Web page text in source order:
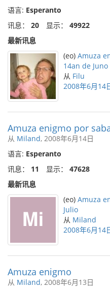
语言: Esperanto
讯息： 20 显示： 49922
最新讯息
(eo) Amuza
14an de Juno
从 Filu
2008年6月14
Amuza enigmo por
从 Miland, 2008年6月14日
语言: Esperanto
讯息： 11 显示： 47628
最新讯息
(eo) Amuza
Julio
从 Miland
2008年6月14
Amuza enigmo
从 Miland, 2008年6月13日